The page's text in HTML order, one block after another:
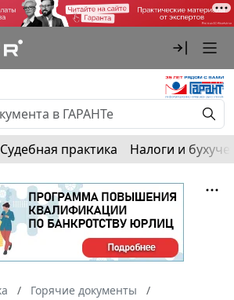
Судебная практика Налоги и
Горячие документы